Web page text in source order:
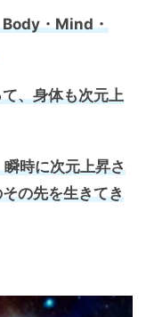
Body・Mind・
、身体も次元上
時に次元上昇さ
の先を生きてき